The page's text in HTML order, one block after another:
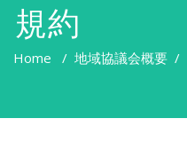
規約
Home / 地域協議会概要 /